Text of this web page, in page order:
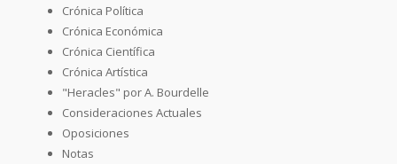
Crónica Política
Crónica Económica
Crónica Científica
Crónica Artística
"Heracles" por A. Bourdelle
Consideraciones Actuales
Oposiciones
Notas